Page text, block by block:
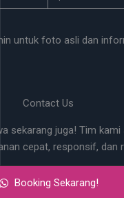
untuk foto asli dan
Contact Us
sekarang juga! Tim
cepat, responsif,
Booking Sekarang!